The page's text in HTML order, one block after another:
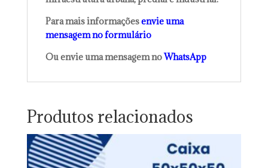
Para mais informaçõesenvie uma
mensagem no formulário
Ou envie uma mensagem noWhatsApp
Produtos relacionados